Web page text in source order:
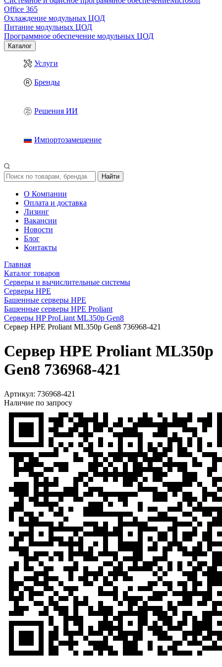
Office 365
Охлаждение модульных ЦОД
Питание модульных ЦОД
Программное обеспечение модульных ЦОД
Каталог
Услуги
Бренды
Решения ИИ
Импортозамещение
Найти
О Компании
Оплата и доставка
Лизинг
Вакансии
Новости
Блог
Контакты
Главная
Каталог товаров
Серверы и вычислительные системы
Серверы HPE
Башенные серверы HPE
Башенные серверы HPE Proliant
Серверы HP ProLiant ML350p Gen8
Сервер HPE Proliant ML350p Gen8 736968-421
Сервер HPE Proliant ML350p
Gen8 736968-421
Артикул: 736968-421
Наличие по запросу